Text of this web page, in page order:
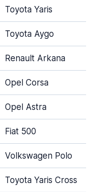
Toyota Yaris
Toyota Aygo
Renault Arkana
Opel Corsa
Opel Astra
Fiat 500
Volkswagen Polo
Toyota Yaris Cross